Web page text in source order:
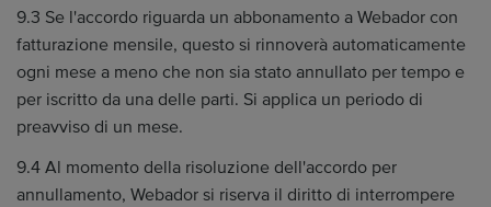
9.3 Se l'accordo riguarda un abbonamento a Webador con
fatturazione mensile, questo si rinnoverà automaticamente
ogni mese a meno che non sia stato annullato per tempo e
per iscritto da una delle parti. Si applica un periodo di
preavviso di un mese.
9.4 Al momento della risoluzione dell'accordo per
annullamento, Webador si riserva il diritto di interrompere